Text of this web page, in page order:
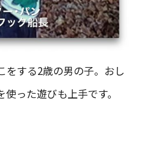
をする2歳の男の子。おし
った遊びも上手です。